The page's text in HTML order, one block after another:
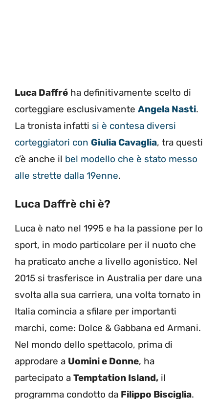
Luca Daffré ha definitivamente scelto di
corteggiare esclusivamente Angela Nasti.
La tronista infatti si è contesa diversi
corteggiatori con Giulia Cavaglia, tra questi
c’è anche il bel modello che è stato messo
alle strette dalla 19enne.
Luca Daffrè chi è?
Luca è nato nel 1995 e ha la passione per lo
sport, in modo particolare per il nuoto che
ha praticato anche a livello agonistico. Nel
2015 si trasferisce in Australia per dare una
svolta alla sua carriera, una volta tornato in
Italia comincia a sfilare per importanti
marchi, come: Dolce & Gabbana ed Armani.
Nel mondo dello spettacolo, prima di
approdare a Uomini e Donne, ha
partecipato a Temptation Island, il
programma condotto da Filippo Bisciglia.